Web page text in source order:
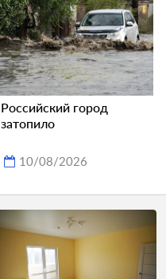
Российский город
затопило
10/08/2026